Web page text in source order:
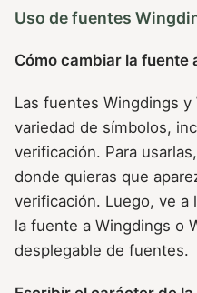
Uso de fuentes
Cómo cambiar la
Las fuentes Wingdings
variedad de símbolos,
verificación. Para
donde quieras que
verificación. Luego, ve a
la fuente a Wingdings o
desplegable de fuentes.